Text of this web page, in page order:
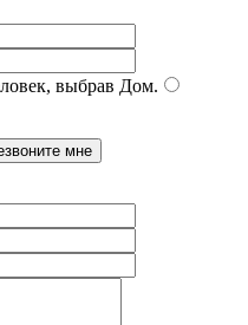
выбрав Дом.